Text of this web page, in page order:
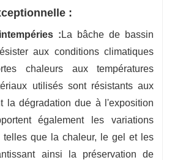
:
: La bâche de bassin
aux conditions climatiques
chaleurs aux températures
utilisés sont résistants aux
la dégradation due à l'exposition
également les variations
telles que la chaleur, le gel et les
ainsi la préservation de